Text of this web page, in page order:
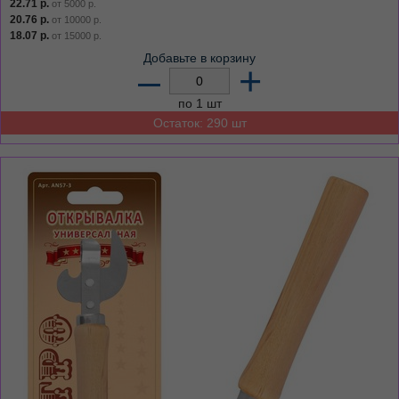
22.71 р. от 5000 р.
20.76 р. от 10000 р.
18.07 р. от 15000 р.
Добавьте в корзину
– +
по 1 шт
Остаток: 290 шт